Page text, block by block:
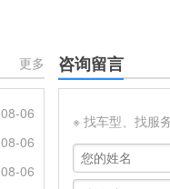
更多
08-06
08-06
08-06
咨询留言
※ 找车型、找服